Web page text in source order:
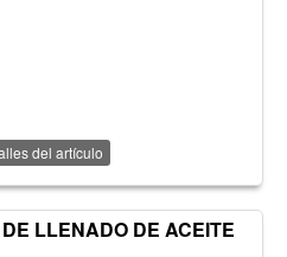
del artículo
LLENADO DE ACEITE